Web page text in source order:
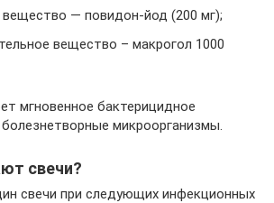
— повидон-йод (200 мг);
вещество – макрогол 1000
мгновенное бактерицидное
микроорганизмы.
свечи?
свечи при следующих инфекционных